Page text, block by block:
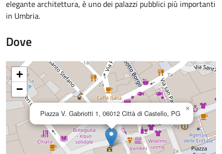
elegante architettura, è uno dei palazzi pubblici più importanti
in Umbria.
Dove
Piazza V. Gabriotti 1, 06012 Città di Castello, PG
×
+
−